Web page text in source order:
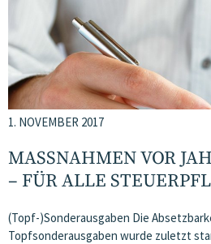
1. NOVEMBER 2017
MASSNAHMEN VOR
FÜR ALLE
(Topf-)Sonderausgaben Die
Topfsonderausgaben wurde zuletzt